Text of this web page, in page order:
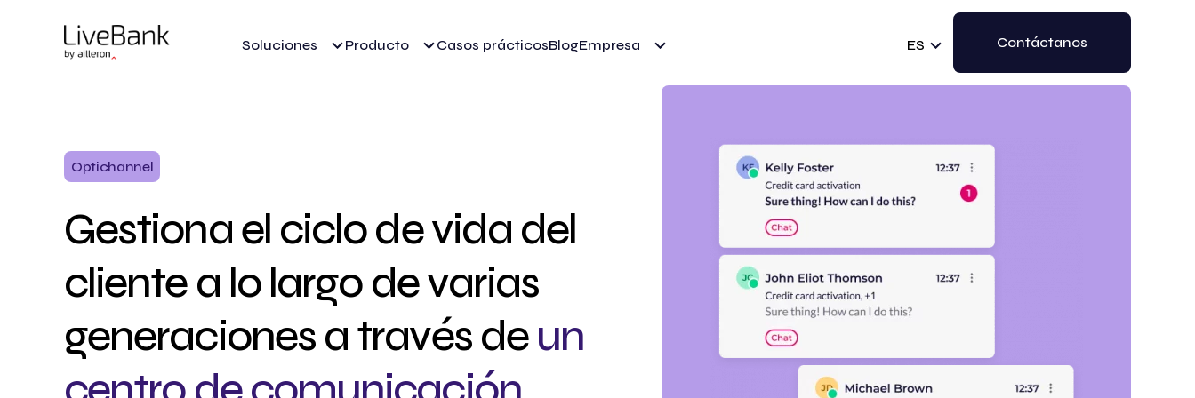
Soluciones Producto Casos prácticosBlogEmpresa ES Contáctanos
Optichannel
Gestiona el ciclo de vida del
cliente a lo largo de varias
generaciones a través deun